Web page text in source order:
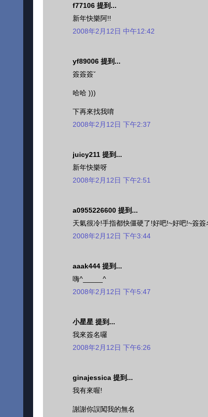
f77106 提到...
新年快樂阿!!
2008年2月12日 中午12:42
yf89006 提到...
簽簽簽ˇ
哈哈 )))
下再來找我唷
2008年2月12日 下午2:37
juicy211 提到...
新年快樂呀
2008年2月12日 下午2:51
a0955226600 提到...
天氣很冷!手指都快僵硬了!好吧!~好吧!~簽簽
2008年2月12日 下午3:44
aaak444 提到...
嗨^_____^
2008年2月12日 下午5:47
小星星 提到...
我來簽名囉
2008年2月12日 下午6:26
ginajessica 提到...
我有來喔!
謝謝你誤闖我的無名